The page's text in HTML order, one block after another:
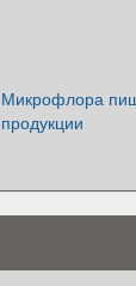
Микрофлора
продукции